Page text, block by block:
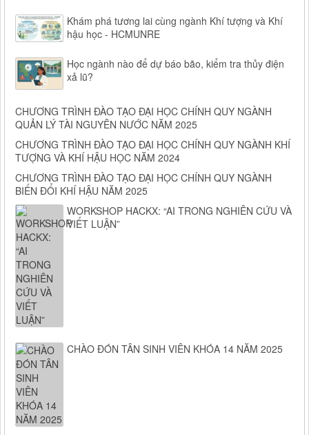
Khám phá tương lai cùng ngành Khí tượng và Khí
hậu học - HCMUNRE
Học ngành nào để dự báo bão, kiểm tra thủy điện
xả lũ?
CHƯƠNG TRÌNH ĐÀO TẠO ĐẠI HỌC CHÍNH QUY NGÀNH
QUẢN LÝ TÀI NGUYÊN NƯỚC NĂM 2025
CHƯƠNG TRÌNH ĐÀO TẠO ĐẠI HỌC CHÍNH QUY NGÀNH KHÍ
TƯỢNG VÀ KHÍ HẬU HỌC NĂM 2024
CHƯƠNG TRÌNH ĐÀO TẠO ĐẠI HỌC CHÍNH QUY NGÀNH
BIẾN ĐỔI KHÍ HẬU NĂM 2025
WORKSHOP HACKX: “AI TRONG NGHIÊN CỨU VÀ
VIẾT LUẬN”
CHÀO ĐÓN TÂN SINH VIÊN KHÓA 14 NĂM 2025